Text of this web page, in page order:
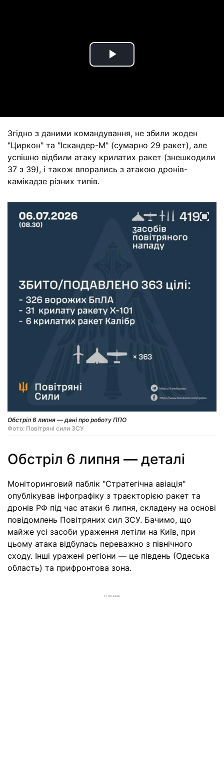
Play
Згідно з даними командування, не збили жоден
"Циркон" та "Іскандер-М" (сумарно 29 ракет), але
успішно відбили атаку крилатих ракет (знешкодили
37 з 39), і також впорались з атакою дронів-
камікадзе різних типів.
Обстріл 6 липня — дані про роботу ППО
Фото: Повітряні сили ЗСУ
Обстріл 6 липня — деталі
Моніторинговий паблік "Стратегічна авіація"
опублікував інфографіку з траєкторією ракет та
дронів РФ під час атаки 6 липня, складену на основі
повідомлень Повітряних сил ЗСУ. Бачимо, що
майже усі засоби ураження летіли на Київ, при
цьому атака відбулась переважно з північного
сходу. Інші уражені регіони — це південь (Одеська
область) та прифронтова зона.
РЕКЛАМА